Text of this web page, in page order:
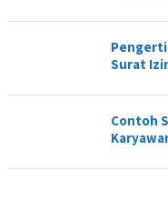
Surat
Contoh